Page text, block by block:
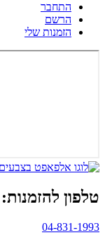
התחבר
הרשם
הזמנות שלי
טלפון להזמנות:
04-831-1993